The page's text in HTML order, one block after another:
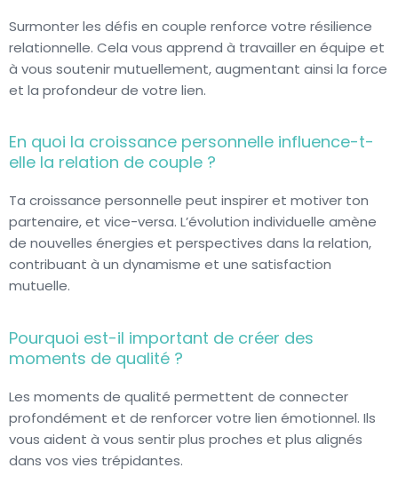
Surmonter les défis en couple renforce votre résilience
relationnelle. Cela vous apprend à travailler en équipe et
à vous soutenir mutuellement, augmentant ainsi la force
et la profondeur de votre lien.
En quoi la croissance personnelle influence-t-
elle la relation de couple ?
Ta croissance personnelle peut inspirer et motiver ton
partenaire, et vice-versa. L’évolution individuelle amène
de nouvelles énergies et perspectives dans la relation,
contribuant à un dynamisme et une satisfaction
mutuelle.
Pourquoi est-il important de créer des
moments de qualité ?
Les moments de qualité permettent de connecter
profondément et de renforcer votre lien émotionnel. Ils
vous aident à vous sentir plus proches et plus alignés
dans vos vies trépidantes.